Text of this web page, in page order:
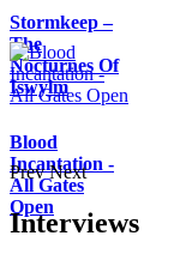
Stormkeep –
The
Nocturnes Of
Iswylm
Blood
Incantation -
All Gates
Open
Prev Next
Interviews